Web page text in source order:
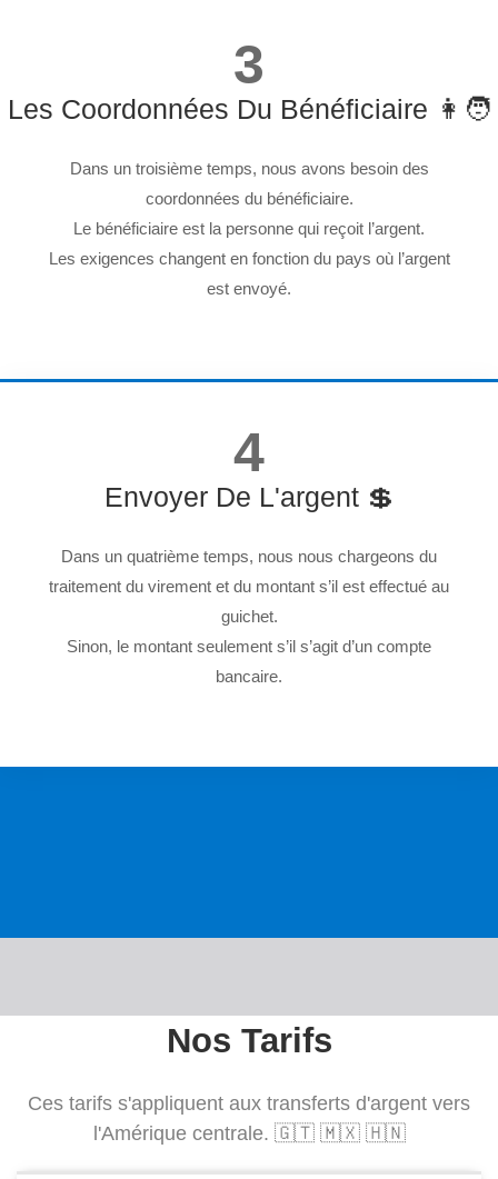
3
Les Coordonnées Du Bénéficiaire 👩🧑
Dans un troisième temps, nous avons besoin des
coordonnées du bénéficiaire.
Le bénéficiaire est la personne qui reçoit l’argent.
Les exigences changent en fonction du pays où l’argent
est envoyé.
4
Envoyer De L'argent 💲
Dans un quatrième temps, nous nous chargeons du
traitement du virement et du montant s’il est effectué au
guichet.
Sinon, le montant seulement s’il s’agit d’un compte
bancaire.
Nos Tarifs
Ces tarifs s'appliquent aux transferts d'argent vers
l'Amérique centrale. 🇬🇹 🇲🇽 🇭🇳